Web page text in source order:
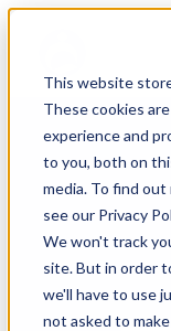
This website
These cookies
experience and
to you, both on
media. To find
see our Privacy
We won't track
site. But in order
we'll have to use
not asked to